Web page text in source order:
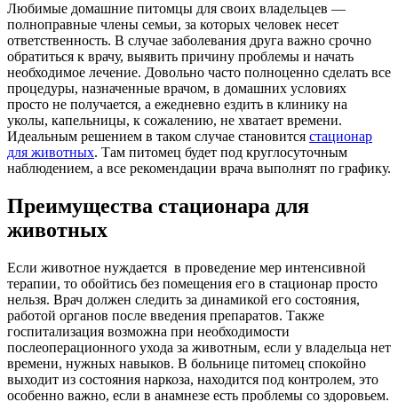
Любимые домашние питомцы для своих владельцев —
полноправные члены семьи, за которых человек несет
ответственность. В случае заболевания друга важно срочно
обратиться к врачу, выявить причину проблемы и начать
необходимое лечение. Довольно часто полноценно сделать все
процедуры, назначенные врачом, в домашних условиях
просто не получается, а ежедневно ездить в клинику на
уколы, капельницы, к сожалению, не хватает времени.
Идеальным решением в таком случае становится стационар
для животных. Там питомец будет под круглосуточным
наблюдением, а все рекомендации врача выполнят по графику.
Преимущества стационара для
животных
Если животное нуждается в проведение мер интенсивной
терапии, то обойтись без помещения его в стационар просто
нельзя. Врач должен следить за динамикой его состояния,
работой органов после введения препаратов. Также
госпитализация возможна при необходимости
послеоперационного ухода за животным, если у владельца нет
времени, нужных навыков. В больнице питомец спокойно
выходит из состояния наркоза, находится под контролем, это
особенно важно, если в анамнезе есть проблемы со здоровьем.